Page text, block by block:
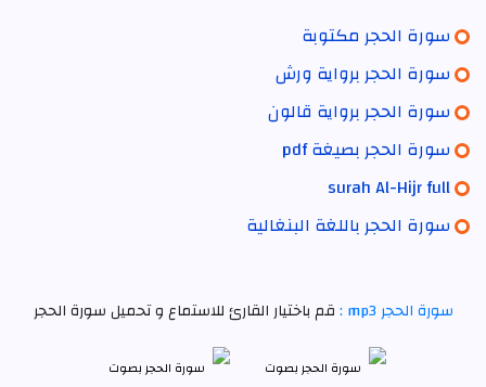
سورة الحجر مكتوبة
سورة الحجر برواية ورش
سورة الحجر برواية قالون
سورة الحجر بصيغة pdf
surah Al-Hijr full
سورة الحجر باللغة البنغالية
سورة الحجر mp3 : قم باختيار القارئ للاستماع و تحميل سورة الحجر